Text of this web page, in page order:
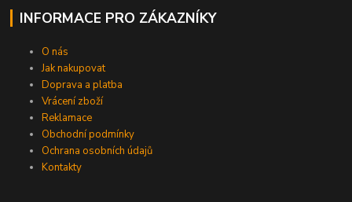
INFORMACE PRO ZÁKAZNÍKY
O nás
Jak nakupovat
Doprava a platba
Vrácení zboží
Reklamace
Obchodní podmínky
Ochrana osobních údajů
Kontakty